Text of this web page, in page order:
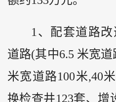
1、配套道路
道路(其中6.5 米宽道
米宽道路100米,40
换检查井123套、增